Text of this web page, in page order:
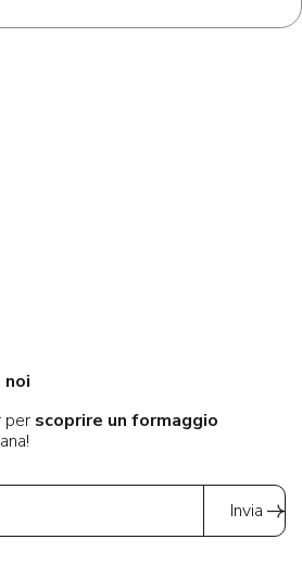
noi
per scoprire un formaggio
Invia